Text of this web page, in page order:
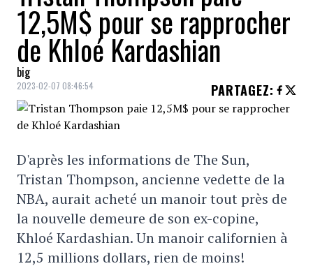
12,5M$ pour se rapprocher
de Khloé Kardashian
big
2023-02-07 08:46:54 PARTAGEZ:
D'après les informations de The Sun,
Tristan Thompson, ancienne vedette de la
NBA, aurait acheté un manoir tout près de
la nouvelle demeure de son ex-copine,
Khloé Kardashian. Un manoir californien à
12,5 millions dollars, rien de moins!